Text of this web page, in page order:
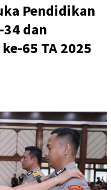
Pendidikan
dan
65 TA 2025